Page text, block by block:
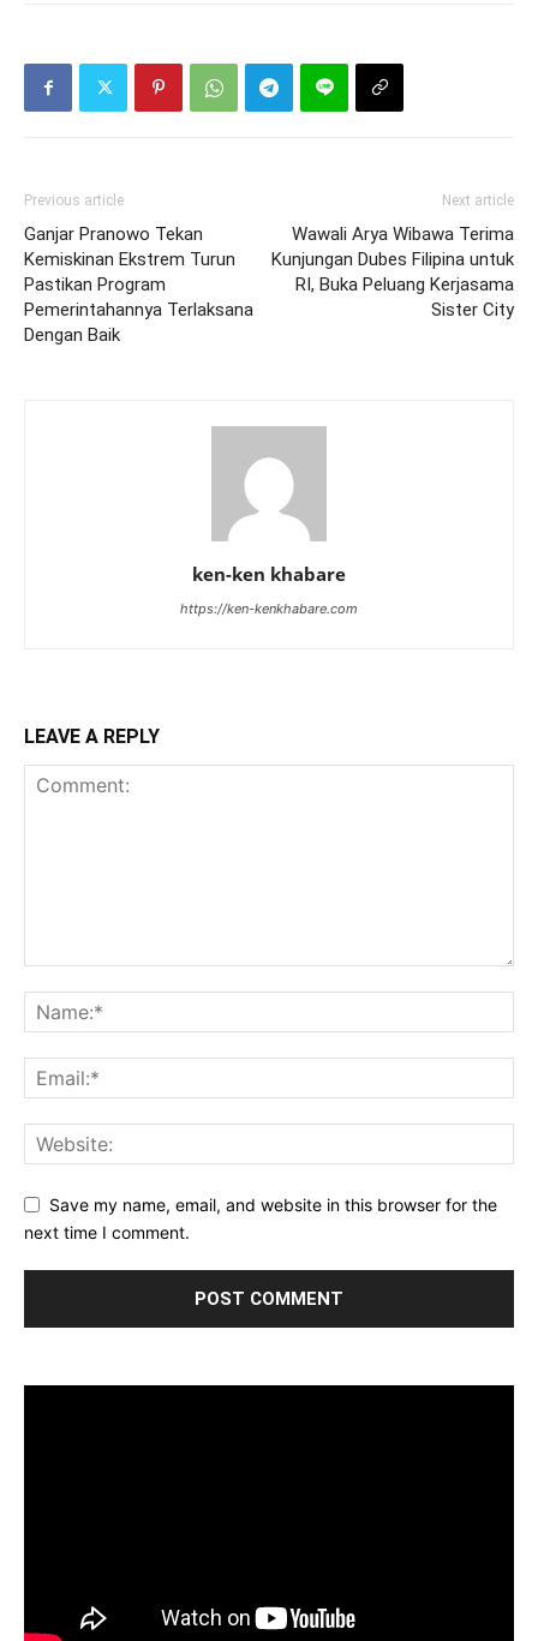
Previous article
Ganjar Pranowo Tekan
Kemiskinan Ekstrem Turun
Pastikan Program
Pemerintahannya Terlaksana
Dengan Baik
Next article
Wawali Arya Wibawa Terima
Kunjungan Dubes Filipina untuk
RI, Buka Peluang Kerjasama
Sister City
ken-ken khabare
https://ken-kenkhabare.com
LEAVE A REPLY
Save my name, email, and website in this browser for the
next time I comment.